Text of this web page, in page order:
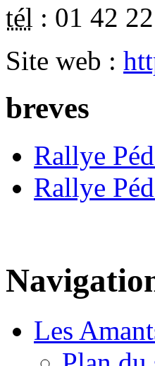
tél : 01 42
Site web :
breves
Rallye
Rallye
Les